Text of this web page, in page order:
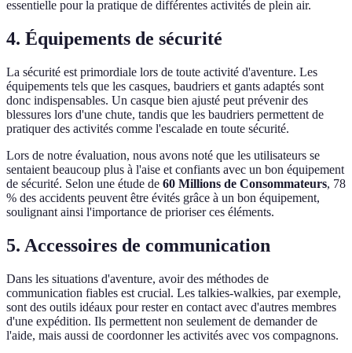
essentielle pour la pratique de différentes activités de plein air.
4. Équipements de sécurité
La sécurité est primordiale lors de toute activité d'aventure. Les
équipements tels que les casques, baudriers et gants adaptés sont
donc indispensables. Un casque bien ajusté peut prévenir des
blessures lors d'une chute, tandis que les baudriers permettent de
pratiquer des activités comme l'escalade en toute sécurité.
Lors de notre évaluation, nous avons noté que les utilisateurs se
sentaient beaucoup plus à l'aise et confiants avec un bon équipement
de sécurité. Selon une étude de 60 Millions de Consommateurs, 78
% des accidents peuvent être évités grâce à un bon équipement,
soulignant ainsi l'importance de prioriser ces éléments.
5. Accessoires de communication
Dans les situations d'aventure, avoir des méthodes de
communication fiables est crucial. Les talkies-walkies, par exemple,
sont des outils idéaux pour rester en contact avec d'autres membres
d'une expédition. Ils permettent non seulement de demander de
l'aide, mais aussi de coordonner les activités avec vos compagnons.